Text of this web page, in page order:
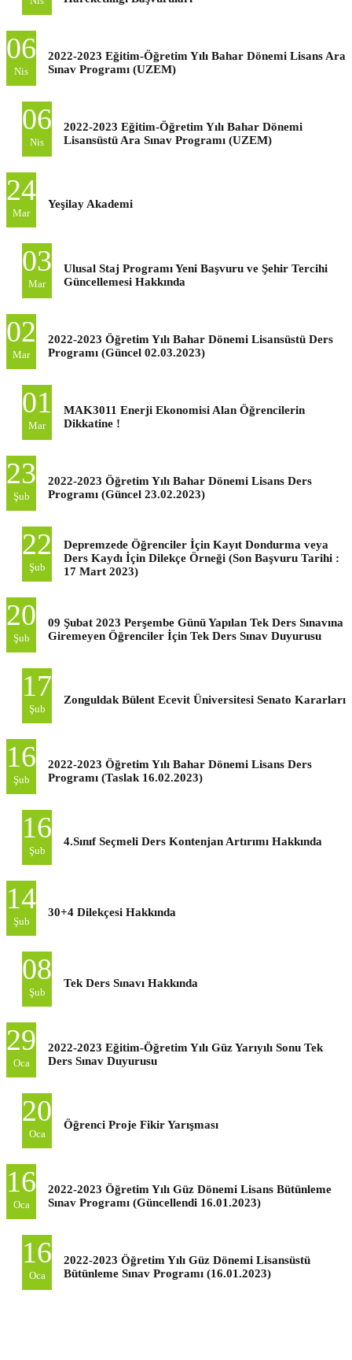
06
Nis
2022-2023 Eğitim-Öğretim Yılı Bahar Dönemi Lisans Ara
Sınav Programı (UZEM)
06
Nis
2022-2023 Eğitim-Öğretim Yılı Bahar Dönemi
Lisansüstü Ara Sınav Programı (UZEM)
24
Mar
Yeşilay Akademi
03
Mar
Ulusal Staj Programı Yeni Başvuru ve Şehir Tercihi
Güncellemesi Hakkında
02
Mar
2022-2023 Öğretim Yılı Bahar Dönemi Lisansüstü Ders
Programı (Güncel 02.03.2023)
01
Mar
MAK3011 Enerji Ekonomisi Alan Öğrencilerin
Dikkatine !
23
Şub
2022-2023 Öğretim Yılı Bahar Dönemi Lisans Ders
Programı (Güncel 23.02.2023)
22
Şub
Depremzede Öğrenciler İçin Kayıt Dondurma veya
Ders Kaydı İçin Dilekçe Örneği (Son Başvuru Tarihi :
17 Mart 2023)
20
Şub
09 Şubat 2023 Perşembe Günü Yapılan Tek Ders Sınavına
Giremeyen Öğrenciler İçin Tek Ders Sınav Duyurusu
17
Şub
Zonguldak Bülent Ecevit Üniversitesi Senato Kararları
16
Şub
2022-2023 Öğretim Yılı Bahar Dönemi Lisans Ders
Programı (Taslak 16.02.2023)
16
Şub
4.Sınıf Seçmeli Ders Kontenjan Artırımı Hakkında
14
Şub
30+4 Dilekçesi Hakkında
08
Şub
Tek Ders Sınavı Hakkında
29
Oca
2022-2023 Eğitim-Öğretim Yılı Güz Yarıyılı Sonu Tek
Ders Sınav Duyurusu
20
Oca
Öğrenci Proje Fikir Yarışması
16
Oca
2022-2023 Öğretim Yılı Güz Dönemi Lisans Bütünleme
Sınav Programı (Güncellendi 16.01.2023)
16
Oca
2022-2023 Öğretim Yılı Güz Dönemi Lisansüstü
Bütünleme Sınav Programı (16.01.2023)